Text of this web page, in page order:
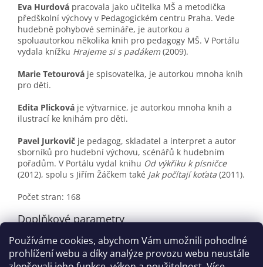
Používáme cookies, abychom Vám umožnili pohodlné
prohlížení webu a díky analýze provozu webu neustále
Eva Hurdová pracovala jako učitelka MŠ a metodička
předškolní výchovy v Pedagogickém centru Praha. Vede
hudebně pohybové semináře, je autorkou a
spoluautorkou několika knih pro pedagogy MŠ. V Portálu
vydala knížku Hrajeme si s padákem (2009).
Marie Tetourová je spisovatelka, je autorkou mnoha knih
pro děti.
Edita Plicková je výtvarnice, je autorkou mnoha knih a
ilustrací ke knihám pro děti.
Pavel Jurkovič je pedagog, skladatel a interpret a autor
sborníků pro hudební výchovu, scénářů k hudebním
pořadům. V Portálu vydal knihu Od výkřiku k písničce
(2012), spolu s Jiřím Žáčkem také Jak počítají koťata (2011).
Počet stran: 168
Doplňkové parametry
Kategorie: Výprodej
EAN: 9788026205074